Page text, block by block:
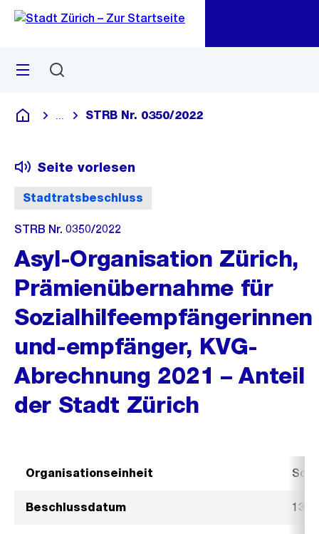
Navigation
Sprunglink
Menü
Deutsch
Blende alle Breadcrumbs ein
STRB Nr. 0350/2022
Stadtratsbeschluss
Seite vorlesen
STRB Nr. 0350/2022
Asyl-Organisation Zürich,
Prämienübernahme für
Sozialhilfeempfängerinnen
und-empfänger, KVG-
Abrechnung 2021 – Anteil
der Stadt Zürich
Organisationseinheit
Beschlussdatum 13.